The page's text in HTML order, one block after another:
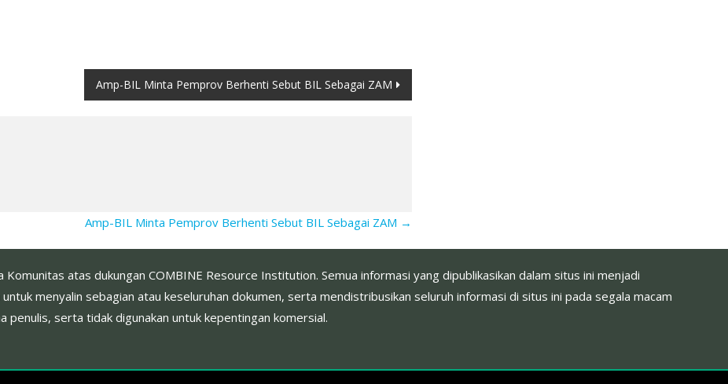
Amp-BIL Minta Pemprov Berhenti Sebut BIL Sebagai ZAM
Amp-BIL Minta Pemprov Berhenti Sebut BIL Sebagai ZAM →
atas dukungan COMBINE Resource Institution. Semua informasi yang dipublikasikan dalam situs ini menjadi
menyalin sebagian atau keseluruhan dokumen, serta mendistribusikan seluruh informasi di situs ini pada segala macam
penulis, serta tidak digunakan untuk kepentingan komersial.